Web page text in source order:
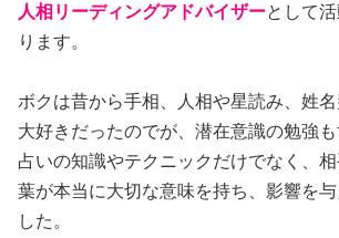
人相リーディングアドバイザーとして
ります。
ボクは昔から手相、人相や星読み、姓
大好きだったのでが、潜在意識の勉強
占いの知識やテクニックだけでなく、
葉が本当に大切な意味を持ち、影響を
した。